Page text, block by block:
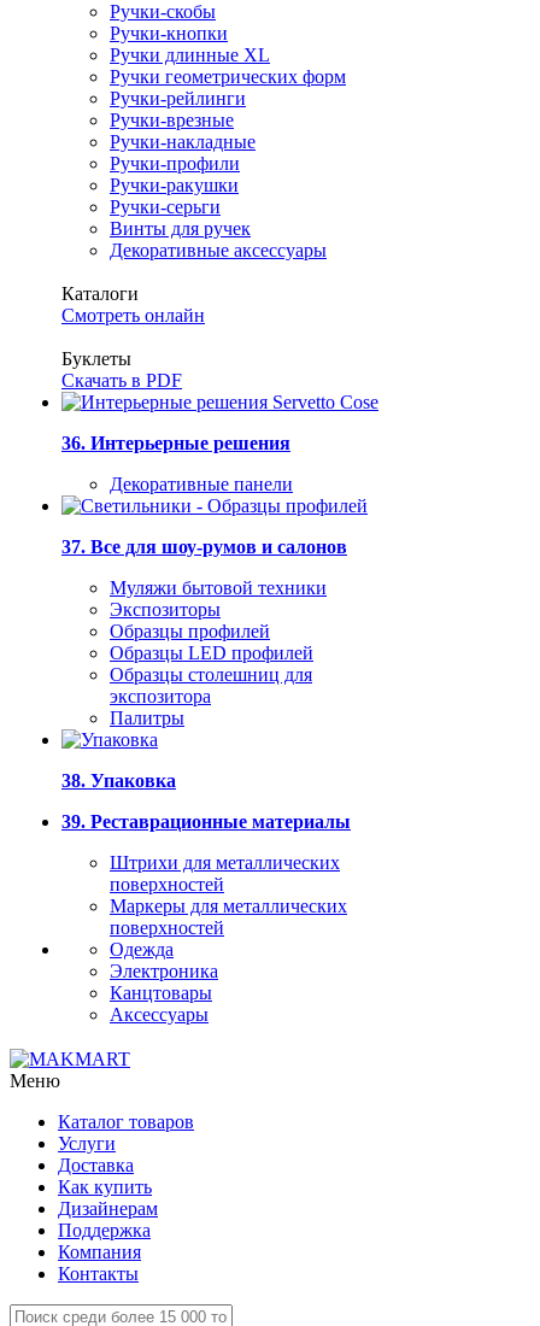
Ручки-скобы
Ручки-кнопки
Ручки длинные XL
Ручки геометрических форм
Ручки-рейлинги
Ручки-врезные
Ручки-накладные
Ручки-профили
Ручки-ракушки
Ручки-серьги
Винты для ручек
Декоративные аксессуары
Каталоги
Смотреть онлайн
Буклеты
Скачать в PDF
36. Интерьерные решения
Декоративные панели
37. Все для шоу-румов и салонов
Муляжи бытовой техники
Экспозиторы
Образцы профилей
Образцы LED профилей
Образцы столешниц для
экспозитора
Палитры
38. Упаковка
39. Реставрационные материалы
Штрихи для металлических
поверхностей
Маркеры для металлических
поверхностей
Одежда
Электроника
Канцтовары
Аксессуары
Меню
Каталог товаров
Услуги
Доставка
Как купить
Дизайнерам
Поддержка
Компания
Контакты